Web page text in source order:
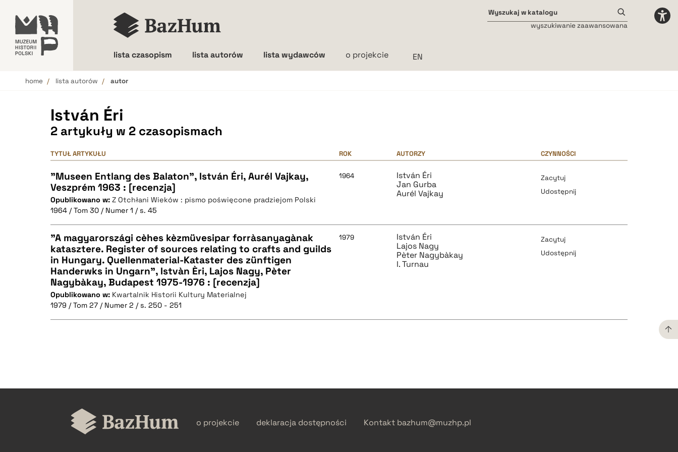
lista czasopism lista autorów lista wydawców o projekcie
wyszukiwanie zaawansowana
home lista autorów autor
István Éri
2 artykuły w 2 czasopismach
TYTUŁ ARTYKUŁU ROK AUTORZY CZYNNOŚCI
"Museen Entlang des Balaton", István Éri, Aurél Vajkay,
Veszprém 1963 : [recenzja]
Opublikowano w: Z Otchłani Wieków : pismo poświęcone pradziejom Polski
1964 / Tom 30 / Numer 1 / s. 45
1964
István Éri
Jan Gurba
Aurél Vajkay
Zacytuj
Udostępnij
CZYSTY TEKST
BIBTEX
"A magyarországi cèhes kèzmüvesipar forràsanyagànak
katasztere. Register of sources relating to crafts and guilds
in Hungary. Quellenmaterial-Kataster des zünftigen
Handerwks in Ungarn", Istvàn Èri, Lajos Nagy, Pèter
Nagybàkay, Budapest 1975-1976 : [recenzja]
Opublikowano w: Kwartalnik Historii Kultury Materialnej
1979 / Tom 27 / Numer 2 / s. 250 - 251
1979
István Éri
Lajos Nagy
Pèter Nagybàkay
I. Turnau
Zacytuj
Udostępnij
BIBTEX
o projekcie deklaracja dostępności Kontakt bazhum@muzhp.pl